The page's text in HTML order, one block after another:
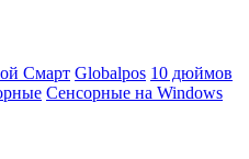
Смарт Globalpos 10 дюймов
Сенсорные на Windows